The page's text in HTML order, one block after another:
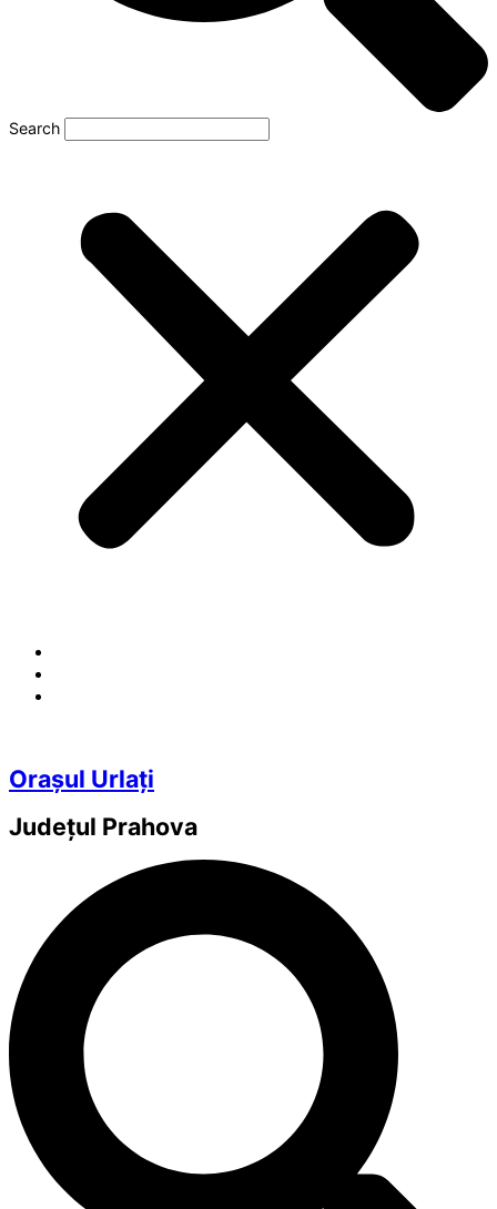
Search
Orașul Urlați
Județul Prahova